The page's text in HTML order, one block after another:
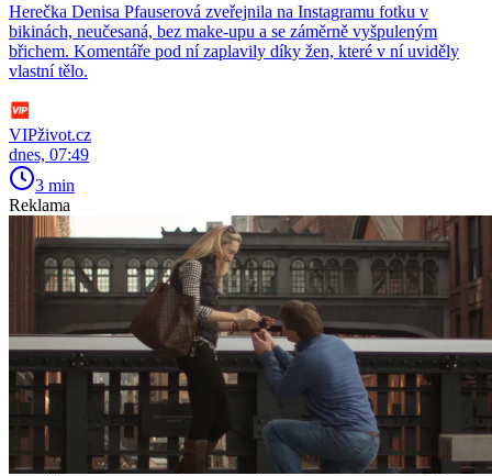
Herečka Denisa Pfauserová zveřejnila na Instagramu fotku v
bikinách, neučesaná, bez make-upu a se záměrně vyšpuleným
břichem. Komentáře pod ní zaplavily díky žen, které v ní uviděly
vlastní tělo.
VIPživot.cz
dnes, 07:49
3 min
Reklama